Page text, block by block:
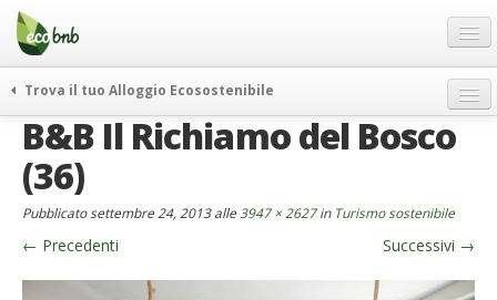
Menu
Salta
contenuto
Offerte Speciali
Regali
FAQ
Chi Siamo
Trova il tuo Alloggio Ecosostenibile
weekend green
itinerari
curiosità
B&B Il Richiamo del Bosco
(36)
Pubblicatosettembre 24, 2013alle 3947 × 2627in Turismo sostenibile
← Precedenti Successivi →